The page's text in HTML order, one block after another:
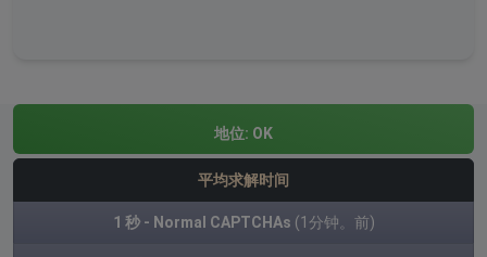
地位: OK
平均求解时间
1 秒 - Normal CAPTCHAs (1分钟。前)